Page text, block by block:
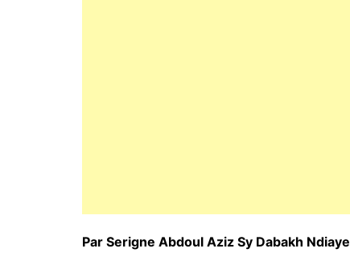
Par Serigne Abdoul Aziz Sy Dabakh Ndiaye